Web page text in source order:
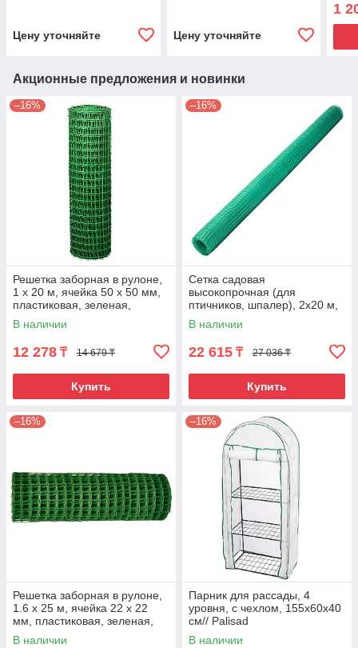
Цену уточняйте Цену уточняйте
1
Акционные предложения и новинки
–16%
Решетка заборная в рулоне,
1 х 20 м, ячейка 50 х 50 мм,
пластиковая, зеленая,
Россия
В наличии
12 278 ₸ 14 679 ₸
Купить
–16%
Сетка садовая
высокопрочная (для
птичников, шпалер), 2х20 м,
ячейка 20х20 мм// Palisad
В наличии
22 615 ₸ 27 036 ₸
Купить
–16%
Решетка заборная в рулоне,
1.6 х 25 м, ячейка 22 х 22
мм, пластиковая, зеленая,
Россия
В наличии
–16%
Парник для рассады, 4
уровня, с чехлом, 155х60х40
см// Palisad
В наличии